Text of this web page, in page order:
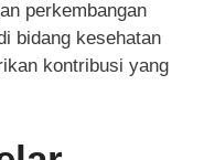
perkembangan
bidang kesehatan
kontribusi yang